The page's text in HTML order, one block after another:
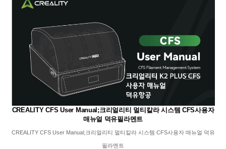
CREALITY CFS User Manual;크리얼리티 멀티칼라 시스템 CFS사용자
매뉴얼 덕유필라멘트
CREALITY CFS User Manual;크리얼리티 멀티칼라 시스템 CFS사용자 매뉴얼 덕유
필라멘트